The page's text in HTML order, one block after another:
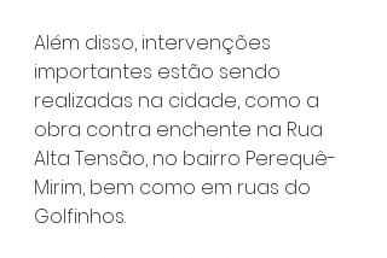
Além disso, intervenções
importantes estão sendo
realizadas na cidade, como a
obra contra enchente na Rua
Alta Tensão, no bairro Perequê-
Mirim, bem como em ruas do
Golfinhos.